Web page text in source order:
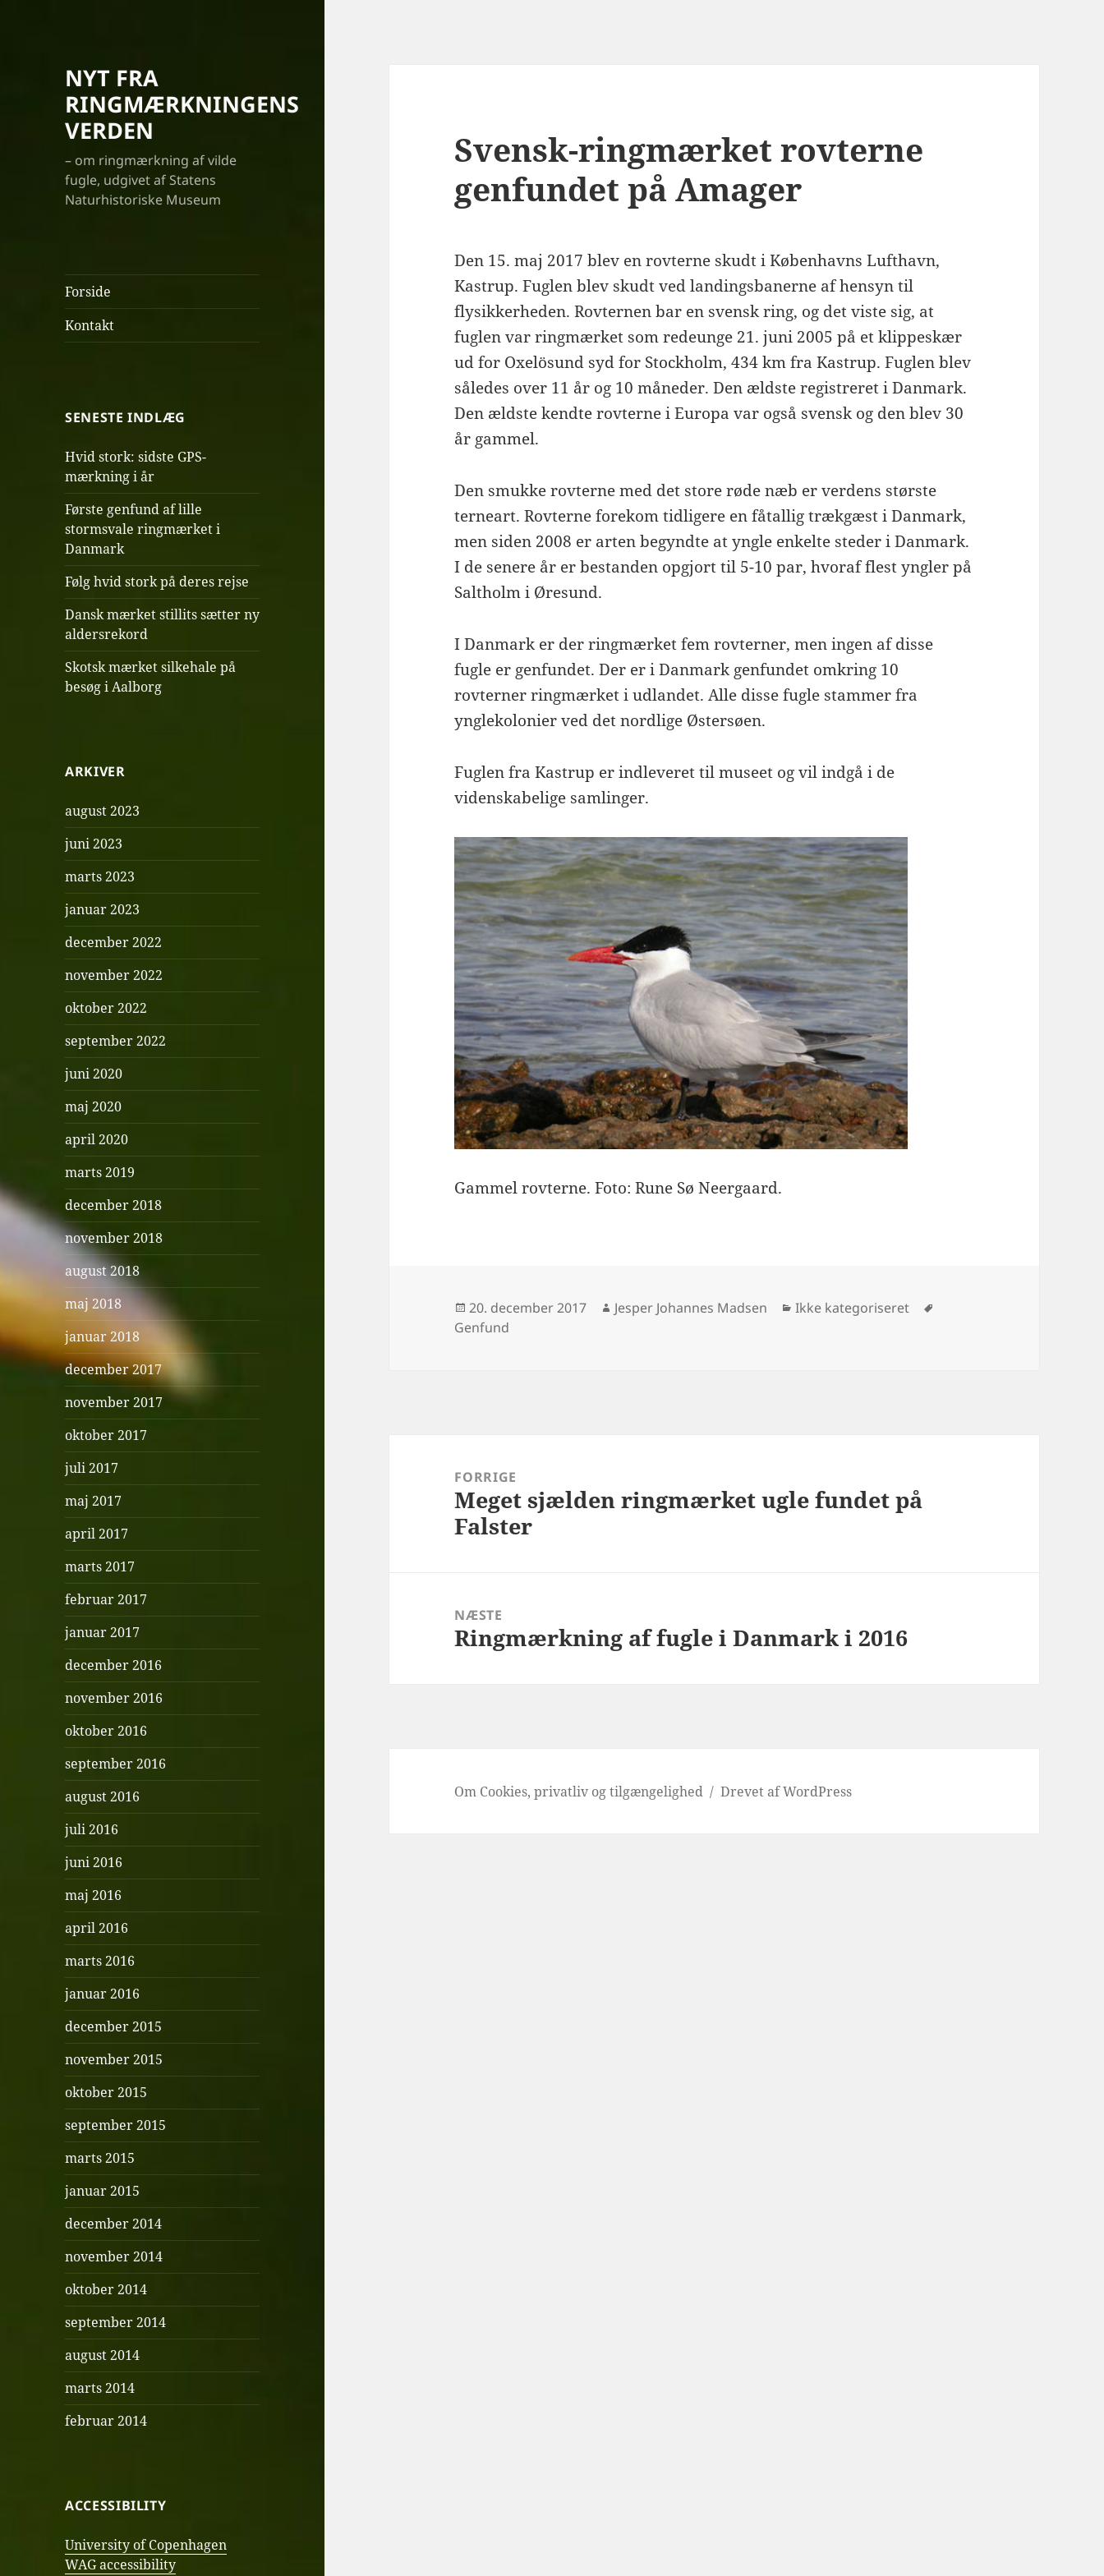
NYT FRA
RINGMÆRKNINGENS
VERDEN
– om ringmærkning af vilde
fugle, udgivet af Statens
Naturhistoriske Museum
Forside
Kontakt
SENESTE INDLÆG
Hvid stork: sidste GPS-
mærkning i år
Første genfund af lille
stormsvale ringmærket i
Danmark
Følg hvid stork på deres rejse
Dansk mærket stillits sætter ny
aldersrekord
Skotsk mærket silkehale på
besøg i Aalborg
ARKIVER
august 2023
juni 2023
marts 2023
januar 2023
december 2022
november 2022
oktober 2022
september 2022
juni 2020
maj 2020
april 2020
marts 2019
december 2018
november 2018
august 2018
maj 2018
januar 2018
december 2017
november 2017
oktober 2017
juli 2017
maj 2017
april 2017
marts 2017
februar 2017
januar 2017
december 2016
november 2016
oktober 2016
september 2016
august 2016
juli 2016
juni 2016
maj 2016
april 2016
marts 2016
januar 2016
december 2015
november 2015
oktober 2015
september 2015
marts 2015
januar 2015
december 2014
november 2014
oktober 2014
september 2014
august 2014
marts 2014
februar 2014
ACCESSIBILITY
University of Copenhagen
WAG accessibility
Svensk-ringmærket rovterne
genfundet på Amager
Den 15. maj 2017 blev en rovterne skudt i Københavns Lufthavn,
Kastrup. Fuglen blev skudt ved landingsbanerne af hensyn til
flysikkerheden. Rovternen bar en svensk ring, og det viste sig, at
fuglen var ringmærket som redeunge 21. juni 2005 på et klippeskær
ud for Oxelösund syd for Stockholm, 434 km fra Kastrup. Fuglen blev
således over 11 år og 10 måneder. Den ældste registreret i Danmark.
Den ældste kendte rovterne i Europa var også svensk og den blev 30
år gammel.
Den smukke rovterne med det store røde næb er verdens største
terneart. Rovterne forekom tidligere en fåtallig trækgæst i Danmark,
men siden 2008 er arten begyndte at yngle enkelte steder i Danmark.
I de senere år er bestanden opgjort til 5-10 par, hvoraf flest yngler på
Saltholm i Øresund.
I Danmark er der ringmærket fem rovterner, men ingen af disse
fugle er genfundet. Der er i Danmark genfundet omkring 10
rovterner ringmærket i udlandet. Alle disse fugle stammer fra
ynglekolonier ved det nordlige Østersøen.
Fuglen fra Kastrup er indleveret til museet og vil indgå i de
videnskabelige samlinger.
Gammel rovterne. Foto: Rune Sø Neergaard.
Udgivet
i
20. december 2017 Forfatter
Jesper Johannes Madsen Kategorier
Ikke kategoriseret
Genfund
FORRIGE
Forrige
indlæg:
Meget sjælden ringmærket ugle fundet på
Falster
NÆSTE
Næste
Ringmærkning af fugle i Danmark i 2016
Om Cookies, privatliv og tilgængelighed Drevet af WordPress